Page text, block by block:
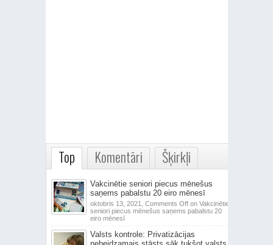
Top Komentāri Šķirkļi
Vakcinētie seniori piecus mēnešus
saņems pabalstu 20 eiro mēnesī
oktobris 13, 2021, Comments Offon Vakcinētie
seniori piecus mēnešus saņems pabalstu 20
eiro mēnesī
Valsts kontrole: Privatizācijas